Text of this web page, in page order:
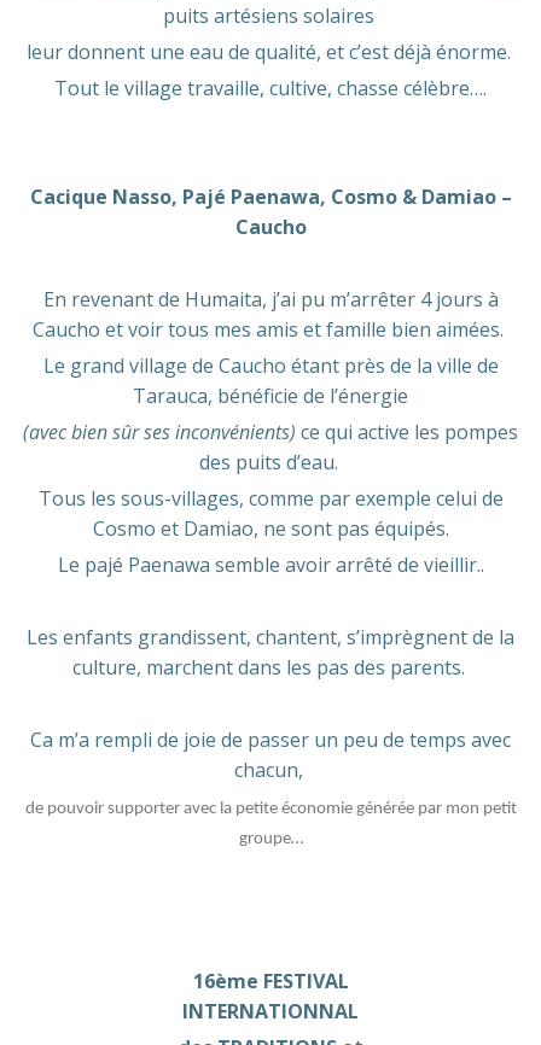
puits artésiens solaires
leur donnent une eau de qualité, et c’est déjà énorme.
Tout le village travaille, cultive, chasse célèbre….
Cacique Nasso, Pajé Paenawa, Cosmo & Damiao –
Caucho
En revenant de Humaita, j’ai pu m’arrêter 4 jours à
Caucho et voir tous mes amis et famille bien aimées.
Le grand village de Caucho étant près de la ville de
Tarauca, bénéficie de l’énergie
(avec bien sûr ses inconvénients) ce qui active les pompes
des puits d’eau.
Tous les sous-villages, comme par exemple celui de
Cosmo et Damiao, ne sont pas équipés.
Le pajé Paenawa semble avoir arrêté de vieillir..
Les enfants grandissent, chantent, s’imprègnent de la
culture, marchent dans les pas des parents.
Ca m’a rempli de joie de passer un peu de temps avec
chacun,
de pouvoir supporter avec la petite économie générée par mon petit
groupe…
16ème FESTIVAL
INTERNATIONNAL